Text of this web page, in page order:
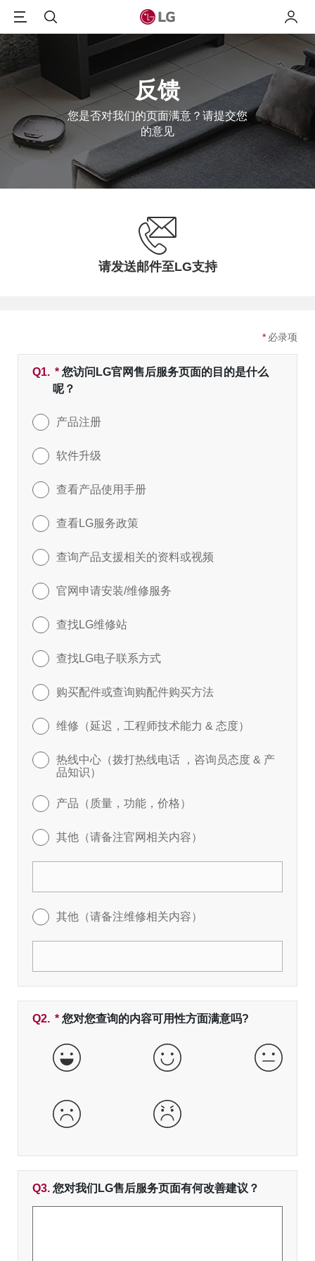
搜索 我的
反馈
您是否对我们的页面满意？请提交您
的意见
请发送邮件至LG支持
* 必录项
Q1. * 必填字段
您访问LG官网售后服务页面的目的是什么
呢？
产品注册
软件升级
查看产品使用手册
查看LG服务政策
查询产品支援相关的资料或视频
官网申请安装/维修服务
查找LG维修站
查找LG电子联系方式
购买配件或查询购配件购买方法
维修（延迟，工程师技术能力 & 态度）
热线中心（拨打热线电话 ，咨询员态度 & 产
品知识）
产品（质量，功能，价格）
其他（请备注官网相关内容）
其他（请备注维修相关内容）
Q2. * 必填字段
您对您查询的内容可用性方面满意吗?
非常好 好
差 非常差
Q3. 您对我们LG售后服务页面有何改善建议？